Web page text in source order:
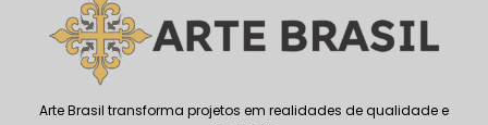
Arte Brasil transforma projetos em realidades de qualidade e